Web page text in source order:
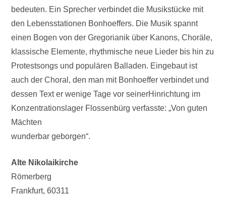
bedeuten. Ein Sprecher verbindet die Musikstücke mit
den Lebensstationen Bonhoeffers. Die Musik spannt
einen Bogen von der Gregorianik über Kanons, Choräle,
klassische Elemente, rhythmische neue Lieder bis hin zu
Protestsongs und populären Balladen. Eingebaut ist
auch der Choral, den man mit Bonhoeffer verbindet und
dessen Text er wenige Tage vor seinerHinrichtung im
Konzentrationslager Flossenbürg verfasste: „Von guten
Mächten
wunderbar geborgen“.
Alte Nikolaikirche
Römerberg
Frankfurt,60311